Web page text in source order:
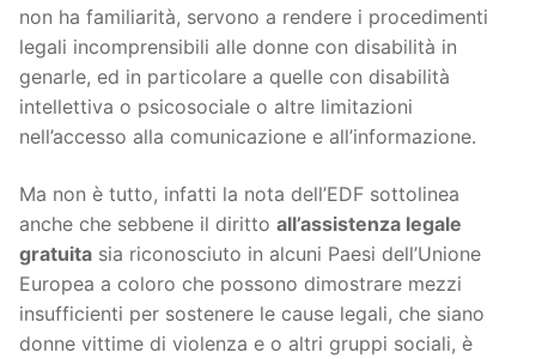
non ha familiarità, servono a rendere i procedimenti
legali incomprensibili alle donne con disabilità in
genarle, ed in particolare a quelle con disabilità
intellettiva o psicosociale o altre limitazioni
nell’accesso alla comunicazione e all’informazione.
Ma non è tutto, infatti la nota dell’EDF sottolinea
anche che sebbene il diritto all’assistenza legale
gratuita sia riconosciuto in alcuni Paesi dell’Unione
Europea a coloro che possono dimostrare mezzi
insufficienti per sostenere le cause legali, che siano
donne vittime di violenza e o altri gruppi sociali, è